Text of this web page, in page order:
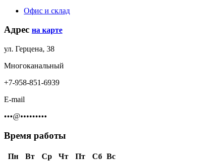
Офис и склад
Адрес на карте
ул. Герцена, 38
Многоканальный
+7-958-851-6939
E-mail
•••@•••••••••
Время работы
Пн Вт Ср Чт Пт Сб Вс